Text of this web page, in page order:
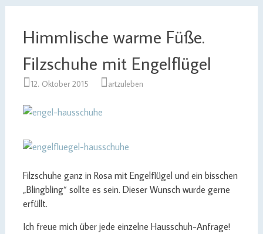
Himmlische warme Füße.
Filzschuhe mit Engelflügel
12. Oktober 2015 artzuleben
Filzschuhe ganz in Rosa mit Engelflügel und ein bisschen
„Blingbling“ sollte es sein. Dieser Wunsch wurde gerne
erfüllt.
Ich freue mich über jede einzelne Hausschuh-Anfrage!